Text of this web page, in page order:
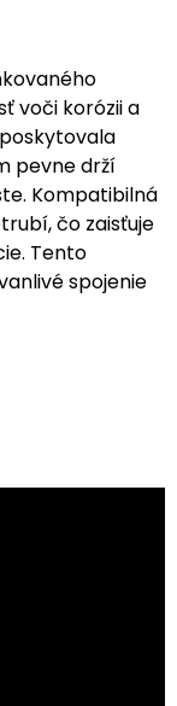
voči korózii a
pevne drží
Kompatibilná
čo zaisťuje
Tento
spojenie